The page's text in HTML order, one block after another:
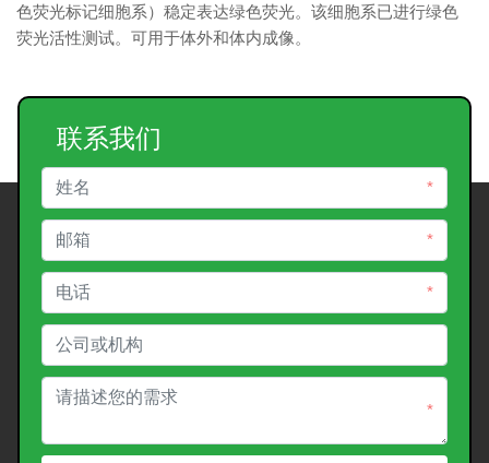
色荧光标记细胞系）稳定表达绿色荧光。该细胞系已进行绿色
荧光活性测试。可用于体外和体内成像。
联系我们
*
*
*
*